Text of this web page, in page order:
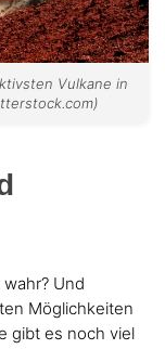
Vulkane in
Und
Möglichkeiten
gibt es noch viel